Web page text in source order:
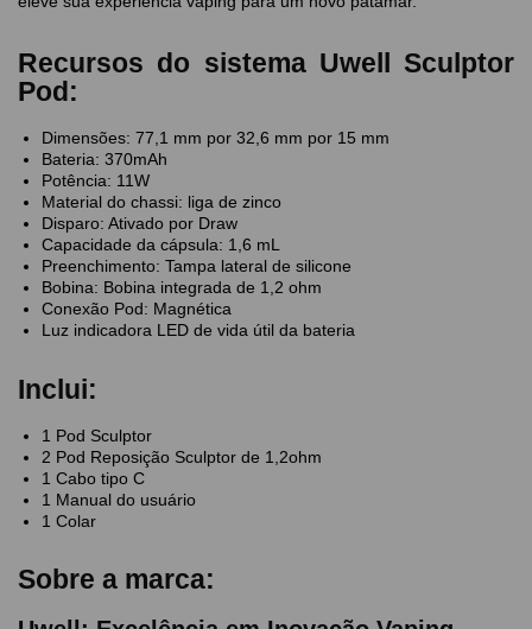
Recursos do sistema Uwell Sculptor
Pod:
Dimensões: 77,1 mm por 32,6 mm por 15 mm
Bateria: 370mAh
Potência: 11W
Material do chassi: liga de zinco
Disparo: Ativado por Draw
Capacidade da cápsula: 1,6 mL
Preenchimento: Tampa lateral de silicone
Bobina: Bobina integrada de 1,2 ohm
Conexão Pod: Magnética
Luz indicadora LED de vida útil da bateria
Inclui:
1 Pod Sculptor
2 Pod Reposição Sculptor de 1,2ohm
1 Cabo tipo C
1 Manual do usuário
1 Colar
Sobre a marca: